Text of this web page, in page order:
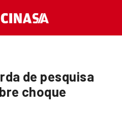
de pesquisa
choque